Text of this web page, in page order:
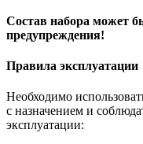
Состав набора может
предупреждения!
Правила эксплуатации
Необходимо
с назначением и
эксплуатации: